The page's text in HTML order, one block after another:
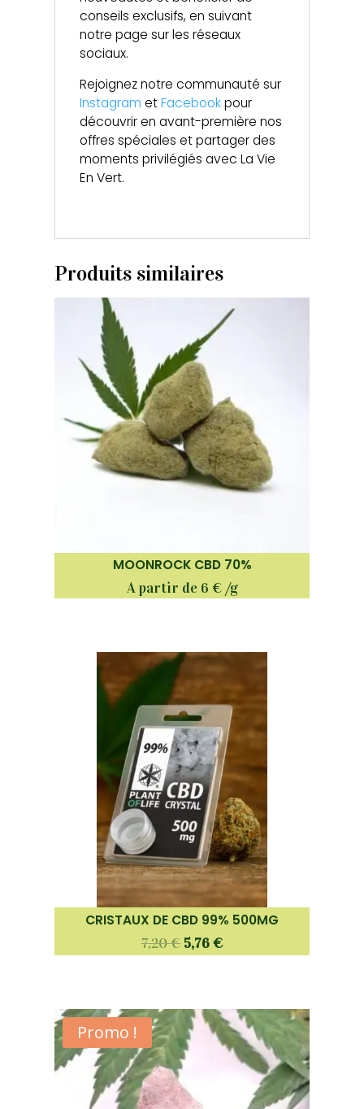
conseils exclusifs, en suivant
notre page sur les réseaux
sociaux.
Rejoignez notre communauté sur
Instagram etFacebookpour
découvrir en avant-première nos
offres spéciales et partager des
moments privilégiés avec La Vie
En Vert.
Produits similaires
MOONROCK CBD 70%
A partir de 6 € /g
CRISTAUX DE CBD 99% 500MG
7,20€ 5,76€
Promo !